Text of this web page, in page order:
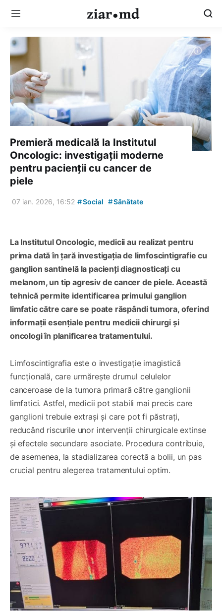
Premieră medicală la Institutul
Oncologic: investigații moderne
pentru pacienții cu cancer de
piele
07 ian. 2026, 16:52 #Social #Sănătate
La Institutul Oncologic, medicii au realizat pentru
prima dată în țară investigația de limfoscintigrafie cu
ganglion santinelă la pacienți diagnosticați cu
melanom, un tip agresiv de cancer de piele. Această
tehnică permite identificarea primului ganglion
limfatic către care se poate răspândi tumora, oferind
informații esențiale pentru medicii chirurgi și
oncologi în planificarea tratamentului.
Limfoscintigrafia este o investigație imagistică
funcțională, care urmărește drumul celulelor
canceroase de la tumora primară către ganglionii
limfatici. Astfel, medicii pot stabili mai precis care
ganglioni trebuie extrași și care pot fi păstrați,
reducând riscurile unor intervenții chirurgicale extinse
și efectele secundare asociate. Procedura contribuie,
de asemenea, la stadializarea corectă a bolii, un pas
crucial pentru alegerea tratamentului optim.